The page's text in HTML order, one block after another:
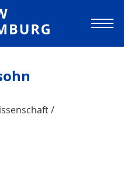
of Applied
/